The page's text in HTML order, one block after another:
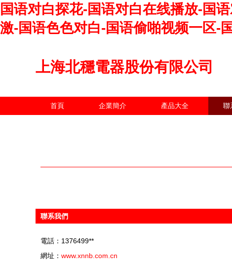
国语对白探花-国语对白在线播放-国
激-国语色色对白-国语偷啪视频一区-
上海北穩電器股份有限公司
首頁 企業簡介 產品大全 聯
聯系我們
電話：1376499**
網址： www.xnnb.com.cn